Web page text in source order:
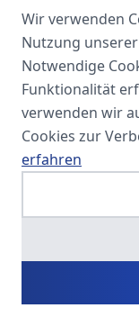
SOMA
Wir verwenden
Nutzung
Notwendige
Funktionalität
verwenden wir
Cookies zur
erfahren